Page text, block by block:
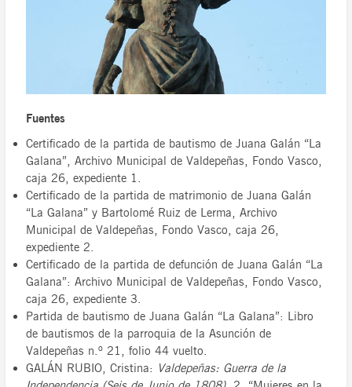
Fuentes
Certificado de la partida de bautismo de Juana Galán “La
Galana”, Archivo Municipal de Valdepeñas, Fondo Vasco,
caja 26, expediente 1.
Certificado de la partida de matrimonio de Juana Galán
“La Galana” y Bartolomé Ruiz de Lerma, Archivo
Municipal de Valdepeñas, Fondo Vasco, caja 26,
expediente 2.
Certificado de la partida de defunción de Juana Galán “La
Galana”: Archivo Municipal de Valdepeñas, Fondo Vasco,
caja 26, expediente 3.
Partida de bautismo de Juana Galán “La Galana”: Libro
de bautismos de la parroquia de la Asunción de
Valdepeñas n.º 21, folio 44 vuelto.
GALÁN RUBIO, Cristina: Valdepeñas: Guerra de la